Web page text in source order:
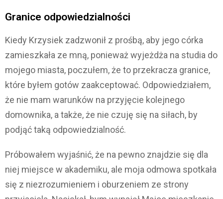
Granice odpowiedzialności
Kiedy Krzysiek zadzwonił z prośbą, aby jego córka
zamieszkała ze mną, ponieważ wyjeżdża na studia do
mojego miasta, poczułem, że to przekracza granice,
które byłem gotów zaakceptować. Odpowiedziałem,
że nie mam warunków na przyjęcie kolejnego
domownika, a także, że nie czuję się na siłach, by
podjąć taką odpowiedzialność.
Próbowałem wyjaśnić, że na pewno znajdzie się dla
niej miejsce w akademiku, ale moja odmowa spotkała
się z niezrozumieniem i oburzeniem ze strony